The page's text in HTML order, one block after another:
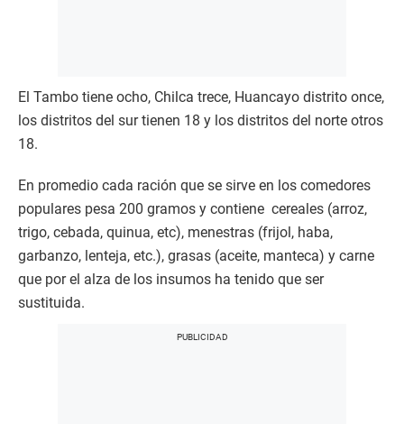
El Tambo tiene ocho, Chilca trece, Huancayo distrito once,
los distritos del sur tienen 18 y los distritos del norte otros
18.
En promedio cada ración que se sirve en los comedores
populares pesa 200 gramos y contiene cereales (arroz,
trigo, cebada, quinua, etc), menestras (frijol, haba,
garbanzo, lenteja, etc.), grasas (aceite, manteca) y carne
que por el alza de los insumos ha tenido que ser
sustituida.